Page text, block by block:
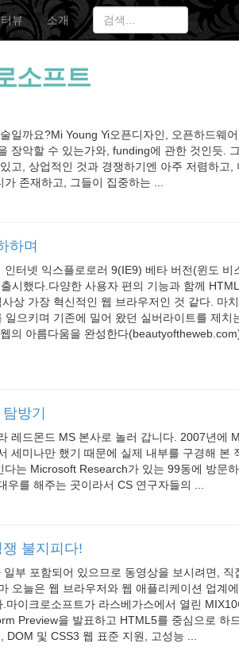
뷰 소개
소프트
일까요?Mi Young Yi오픈디자인, 오픈하드웨
장악할 수 있는가와, funding에 관한 것인듯.
고, 상업적인 것과 경쟁하기엔 아주 저렴하고
존재하고, 그들이 집중하는 ...
하며
인터넷 익스플로로러 9(IE9) 베타 버전(윈도 비
시했다.다양한 사용자 편의 기능과 함께
상 가장 혁신적인 웹 브라우저인 것 같다. 마
일으키며 기존에 밀어 왔던 실버라이트를 제치
의 아름다움을 완성한다
방기
레드몬드 MS 본사로 놀러 갑니다. 2007년에
세미나만 했기 때문에 실제 내부를 구경해 본
다는 Microsoft Research가 있는 99동에 방문
우를 해주는 곳이라서 CS 연구자들의 ...
불지피다!
부 포함되어 있으므로 동영상을 보시려면, 직
오늘은 웹 브라우저와 웹 애플리케이션 업계
마이크로소프트가 라스베가스에서 열린 MIX10
Preview을 발표하고 HTML5를 중심으로 하
DOM 및 CSS3 웹 표준 지원, 고성능 ...